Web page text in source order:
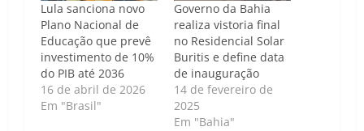
Lula sanciona novo
Plano Nacional de
Educação que prevê
investimento de 10%
do PIB até 2036
16 de abril de 2026
Em "Brasil"
Governo da Bahia
realiza vistoria final
no Residencial Solar
Buritis e define data
de inauguração
14 de fevereiro de
2025
Em "Bahia"